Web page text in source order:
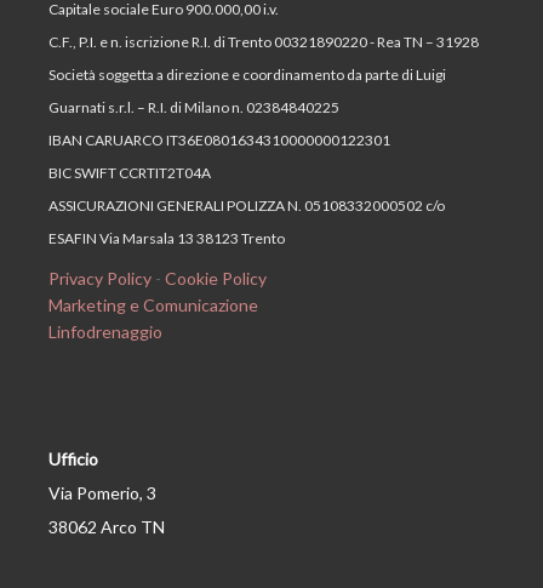
Capitale sociale Euro 900.000,00 i.v.
C.F., P.I. e n. iscrizione R.I. di Trento 00321890220 - Rea TN – 31928
Società soggetta a direzione e coordinamento da parte di Luigi
Guarnati s.r.l. – R.I. di Milano n. 02384840225
IBAN CARUARCO IT36E0801634310000000122301
BIC SWIFT CCRTIT2T04A
ASSICURAZIONI GENERALI POLIZZA N. 05108332000502 c/o
ESAFIN Via Marsala 13 38123 Trento
Privacy Policy - Cookie Policy
Marketing e Comunicazione
Linfodrenaggio
Ufficio
Via Pomerio, 3
38062 Arco TN